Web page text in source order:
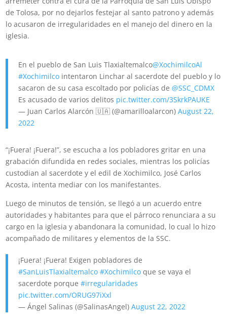
de Tolosa, por no dejarlos festejar al santo patrono y además
lo acusaron de irregularidades en el manejo del dinero en la
iglesia.
En el pueblo de San Luis Tlaxialtemalco@XochimilcoAl
#Xochimilco intentaron Linchar al sacerdote del pueblo y lo
sacaron de su casa escoltado por policías de@SSC_CDMX
Es acusado de varios delitos pic.twitter.com/3SkrkPAUKE
— Juan Carlos Alarcón 🇺🇦 (@amarilloalarcon)August 22,
2022
“¡Fuera! ¡Fuera!”, se escucha a los pobladores gritar en una
grabación difundida en redes sociales, mientras los policías
custodian al sacerdote y el edil de Xochimilco, José Carlos
Acosta, intenta mediar con los manifestantes.
Luego de minutos de tensión, se llegó a un acuerdo entre
autoridades y habitantes para que el párroco renunciara a su
cargo en la iglesia y abandonara la comunidad, lo cual lo hizo
acompañado de militares y elementos de la SSC.
¡Fuera! ¡Fuera! Exigen pobladores de
#SanLuisTlaxialtemalco #Xochimilco que se vaya el
sacerdote porque#irregularidades
pic.twitter.com/ORUG97iXxl
— Ángel Salinas (@SalinasAngel)August 22, 2022